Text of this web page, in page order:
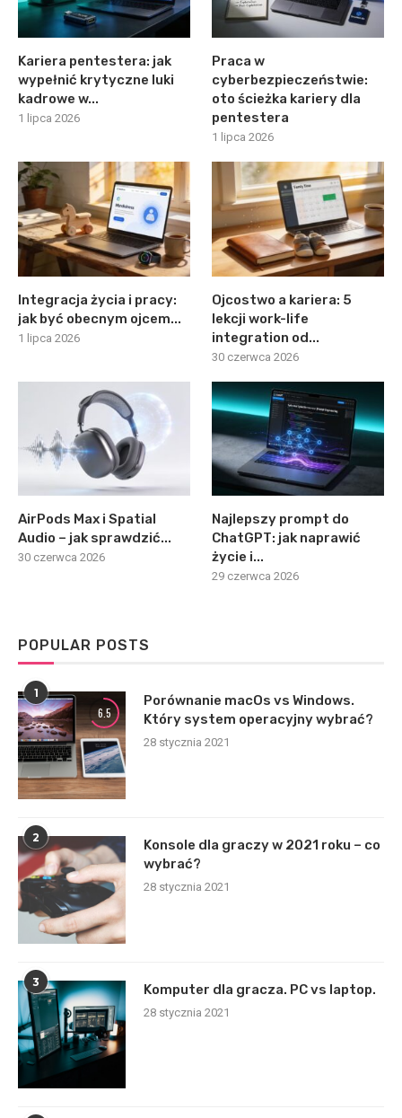
Kariera pentestera: jak
wypełnić krytyczne luki
kadrowe w...
1 lipca 2026
Praca w
cyberbezpieczeństwie:
oto ścieżka kariery dla
pentestera
1 lipca 2026
Integracja życia i pracy:
jak być obecnym ojcem...
1 lipca 2026
Ojcostwo a kariera: 5
lekcji work-life
integration od...
30 czerwca 2026
AirPods Max i Spatial
Audio – jak sprawdzić...
30 czerwca 2026
Najlepszy prompt do
ChatGPT: jak naprawić
życie i...
29 czerwca 2026
POPULAR POSTS
1
6.5
Porównanie macOs vs Windows.
Który system operacyjny wybrać?
28 stycznia 2021
2
Konsole dla graczy w 2021 roku – co
wybrać?
28 stycznia 2021
3
Komputer dla gracza. PC vs laptop.
28 stycznia 2021